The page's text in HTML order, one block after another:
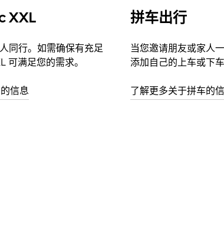
XXL
同行。如需确保有充足
可满足您的需求。
信息
拼车出行
当您邀请朋友或家人
添加自己的上车或下车
了解更多关于拼车的